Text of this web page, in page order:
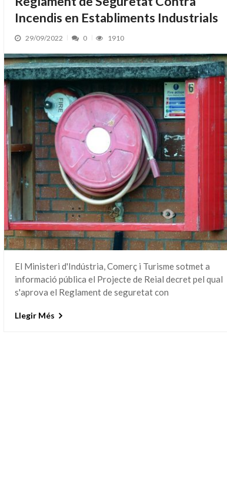
Incendis en Establiments Industrials
29/09/2022 0 1910
El Ministeri d'Indústria, Comerç i Turisme sotmet a
informació pública el Projecte de Reial decret pel qual
s'aprova el Reglament de seguretat con
Llegir Més